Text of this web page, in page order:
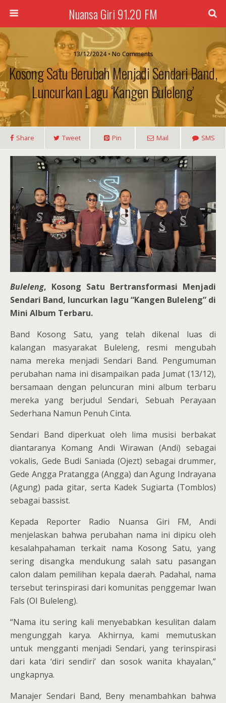
Nuansa Giri 91.20 FM
13/12/2024 • No Comments
Kosong Satu Berubah Menjadi Sendari Band,
Luncurkan Lagu ‘Kangen Buleleng’
Share Tweet Pin Mail SMS
Buleleng, Kosong Satu Bertransformasi Menjadi
Sendari Band, luncurkan lagu “Kangen Buleleng” di
Mini Album Terbaru.
Band Kosong Satu, yang telah dikenal luas di
kalangan masyarakat Buleleng, resmi mengubah
nama mereka menjadi Sendari Band. Pengumuman
perubahan nama ini disampaikan pada Jumat (13/12),
bersamaan dengan peluncuran mini album terbaru
mereka yang berjudul Sendari, Sebuah Perayaan
Sederhana Namun Penuh Cinta.
Sendari Band diperkuat oleh lima musisi berbakat
diantaranya Komang Andi Wirawan (Andi) sebagai
vokalis, Gede Budi Saniada (Ojezt) sebagai drummer,
Gede Angga Pratangga (Angga) dan Agung Indrayana
(Agung) pada gitar, serta Kadek Sugiarta (Tomblos)
sebagai bassist.
Kepada Reporter Radio Nuansa Giri FM, Andi
menjelaskan bahwa perubahan nama ini dipicu oleh
kesalahpahaman terkait nama Kosong Satu, yang
sering disangka mendukung salah satu pasangan
calon dalam pemilihan kepala daerah. Padahal, nama
tersebut terinspirasi dari komunitas penggemar Iwan
Fals (OI Buleleng).
“Nama itu sering kali menyebabkan kesulitan dalam
mengunggah karya. Akhirnya, kami memutuskan
untuk mengganti menjadi Sendari, yang terinspirasi
dari kata ‘diri sendiri’ dan sosok wanita khayalan,”
ungkapnya.
Manajer Sendari Band, Beny menambahkan bahwa